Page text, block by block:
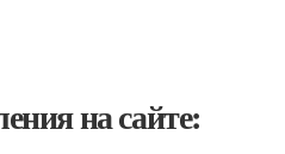
на сайте: